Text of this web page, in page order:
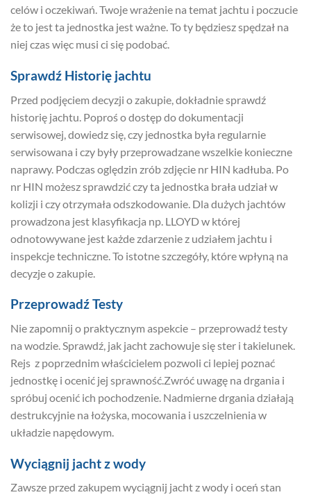
celów i oczekiwań. Twoje wrażenie na temat jachtu i poczucie
że to jest ta jednostka jest ważne. To ty będziesz spędzał na
niej czas więc musi ci się podobać.
Sprawdź Historię jachtu
Przed podjęciem decyzji o zakupie, dokładnie sprawdź
historię jachtu. Poproś o dostęp do dokumentacji
serwisowej, dowiedz się, czy jednostka była regularnie
serwisowana i czy były przeprowadzane wszelkie konieczne
naprawy. Podczas oględzin zrób zdjęcie nr HIN kadłuba. Po
nr HIN możesz sprawdzić czy ta jednostka brała udział w
kolizji i czy otrzymała odszkodowanie. Dla dużych jachtów
prowadzona jest klasyfikacja np. LLOYD w której
odnotowywane jest każde zdarzenie z udziałem jachtu i
inspekcje techniczne. To istotne szczegóły, które wpłyną na
decyzje o zakupie.
Przeprowadź Testy
Nie zapomnij o praktycznym aspekcie – przeprowadź testy
na wodzie. Sprawdź, jak jacht zachowuje się ster i takielunek.
Rejs z poprzednim właścicielem pozwoli ci lepiej poznać
jednostkę i ocenić jej sprawność.Zwróć uwagę na drgania i
spróbuj ocenić ich pochodzenie. Nadmierne drgania działają
destrukcyjnie na łożyska, mocowania i uszczelnienia w
układzie napędowym.
Wyciągnij jacht z wody
Zawsze przed zakupem wyciągnij jacht z wody i oceń stan